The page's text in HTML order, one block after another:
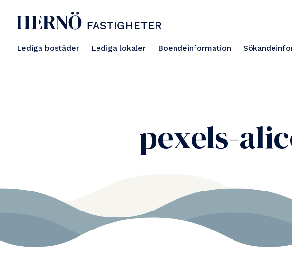
Lediga bostäder Lediga lokaler Boendeinformation
pexels-